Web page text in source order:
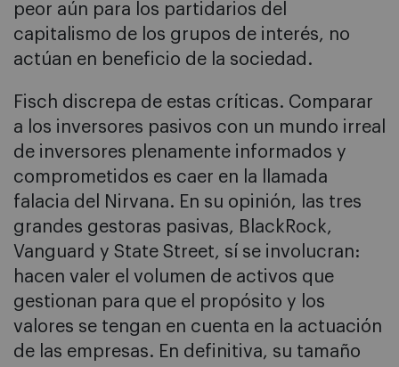
peor aún para los partidarios del
capitalismo de los grupos de interés, no
actúan en beneficio de la sociedad.
Fisch discrepa de estas críticas. Comparar
a los inversores pasivos con un mundo irreal
de inversores plenamente informados y
comprometidos es caer en la llamada
falacia del Nirvana. En su opinión, las tres
grandes gestoras pasivas, BlackRock,
Vanguard y State Street, sí se involucran:
hacen valer el volumen de activos que
gestionan para que el propósito y los
valores se tengan en cuenta en la actuación
de las empresas. En definitiva, su tamaño